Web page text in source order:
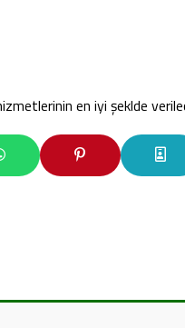
en iyi şeklde